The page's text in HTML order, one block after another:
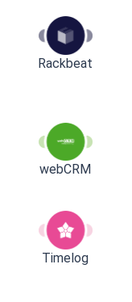
Rackbeat
webCRM
Timelog